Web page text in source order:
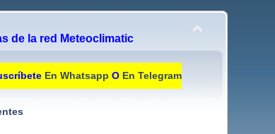
de la red Meteoclimatic
En Whatsapp O En Telegram